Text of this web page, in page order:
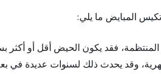
المبايض ما يلي:
فقد يكون الحيض أقل أو أكثر
وقد يحدث ذلك لسنوات عديدة في